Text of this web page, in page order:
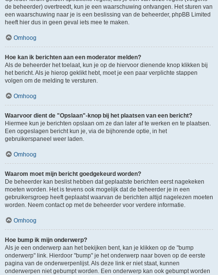
de beheerder) overtreedt, kun je een waarschuwing ontvangen. Het sturen van
een waarschuwing naar je is een beslissing van de beheerder, phpBB Limited
heeft hier dus in geen geval iets mee te maken.
Omhoog
Hoe kan ik berichten aan een moderator melden?
Als de beheerder het toelaat, kun je op de hiervoor dienende knop klikken bij
het bericht. Als je hierop geklikt hebt, moet je een paar verplichte stappen
volgen om de melding te versturen.
Omhoog
Waarvoor dient de "Opslaan"-knop bij het plaatsen van een bericht?
Hiermee kun je berichten opslaan om ze dan later af te werken en te plaatsen.
Een opgeslagen bericht kun je, via de bijhorende optie, in het
gebruikerspaneel weer laden.
Omhoog
Waarom moet mijn bericht goedgekeurd worden?
De beheerder kan beslist hebben dat geplaatste berichten eerst nagekeken
moeten worden. Het is tevens ook mogelijk dat de beheerder je in een
gebruikersgroep heeft geplaatst waarvan de berichten altijd nagelezen moeten
worden. Neem contact op met de beheerder voor verdere informatie.
Omhoog
Hoe bump ik mijn onderwerp?
Als je een onderwerp aan het bekijken bent, kan je klikken op de "bump
onderwerp" link. Hierdoor "bump" je het onderwerp naar boven op de eerste
pagina van de onderwerpenlijst. Als deze link er niet staat, kunnen
onderwerpen niet gebumpt worden. Een onderwerp kan ook gebumpt worden